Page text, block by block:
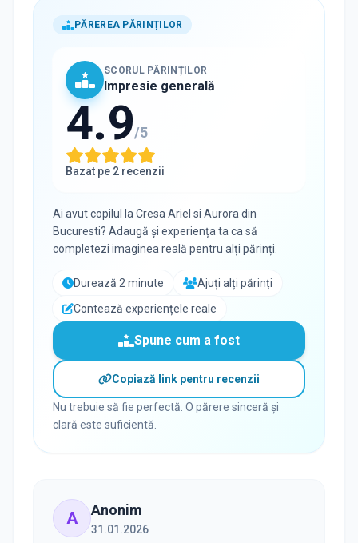
PĂREREA PĂRINȚILOR
SCORUL PĂRINȚILOR
Impresie generală
4.9/5
Bazat pe 2 recenzii
Ai avut copilul laCresa Ariel si Auroradin
Bucuresti? Adaugă și experiența ta ca să
completezi imaginea reală pentru alți părinți.
Durează 2 minute
Ajuți alți părinți
Contează experiențele reale
Spune cum a fost
Copiază link pentru recenzii
Nu trebuie să fie perfectă. O părere sinceră și
clară este suficientă.
A Anonim
31.01.2026